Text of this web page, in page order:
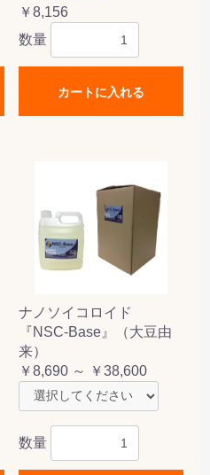
￥8,156
数量
カートに入れる
ナノソイコロイド
『NSC-Base』（大豆由
来）
￥8,690 ～ ￥38,600
数量